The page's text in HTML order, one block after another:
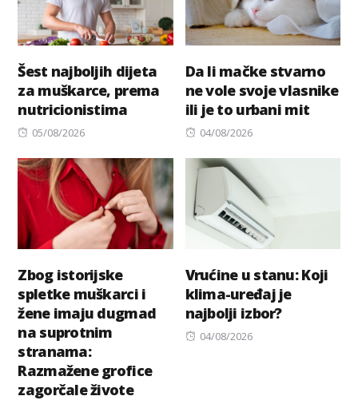
Šest najboljih dijeta
za muškarce, prema
nutricionistima
Posted
05/08/2026
Da li mačke stvarno
ne vole svoje vlasnike
ili je to urbani mit
Posted
04/08/2026
Zbog istorijske
spletke muškarci i
žene imaju dugmad
na suprotnim
stranama:
Razmažene grofice
zagorčale živote
Vrućine u stanu: Koji
klima-uređaj je
najbolji izbor?
Posted
04/08/2026